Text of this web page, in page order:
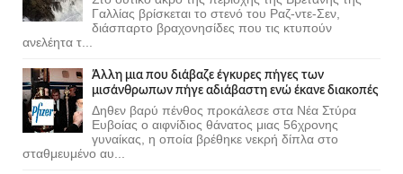
Γαλλίας βρίσκεται το στενό του Ραζ-ντε-Σεν,
διάσπαρτο βραχονησίδες που τις κτυπούν
ανελέητα τ...
Άλλη μια που διάβαζε έγκυρες πήγες των
μισάνθρωπων πήγε αδιάβαστη ενώ έκανε διακοπές
Δηθεν βαρύ πένθος προκάλεσε στα Νέα Στύρα
Ευβοίας ο αιφνίδιος θάνατος μιας 56χρονης
γυναίκας, η οποία βρέθηκε νεκρή δίπλα στο
σταθμευμένο αυ...